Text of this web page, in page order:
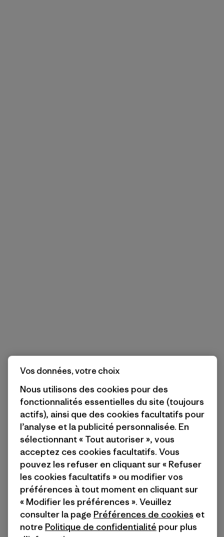
Vos données, votre choix
Nous utilisons des cookies pour des
fonctionnalités essentielles du site (toujours
actifs), ainsi que des cookies facultatifs pour
l’analyse et la publicité personnalisée. En
sélectionnant « Tout autoriser », vous
acceptez ces cookies facultatifs. Vous
pouvez les refuser en cliquant sur « Refuser
les cookies facultatifs » ou modifier vos
préférences à tout moment en cliquant sur
« Modifier les préférences ». Veuillez
consulter la page Préférences de cookies et
notre Politique de confidentialité pour plus